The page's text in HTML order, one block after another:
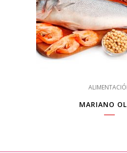
MARIANO